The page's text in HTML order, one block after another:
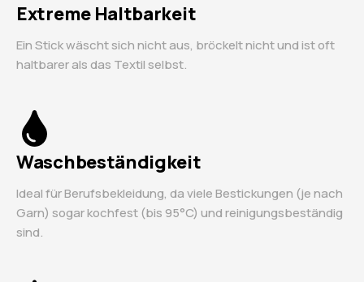
Extreme Haltbarkeit
Ein Stick wäscht sich nicht aus, bröckelt nicht und ist oft
haltbarer als das Textil selbst.
Waschbeständigkeit
Ideal für Berufsbekleidung, da viele Bestickungen (je nach
Garn) sogar kochfest (bis 95°C) und reinigungsbeständig
sind.